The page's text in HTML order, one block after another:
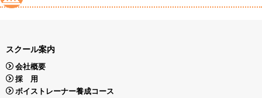
スクール案内
会社概要
採 用
ボイストレーナー養成コース